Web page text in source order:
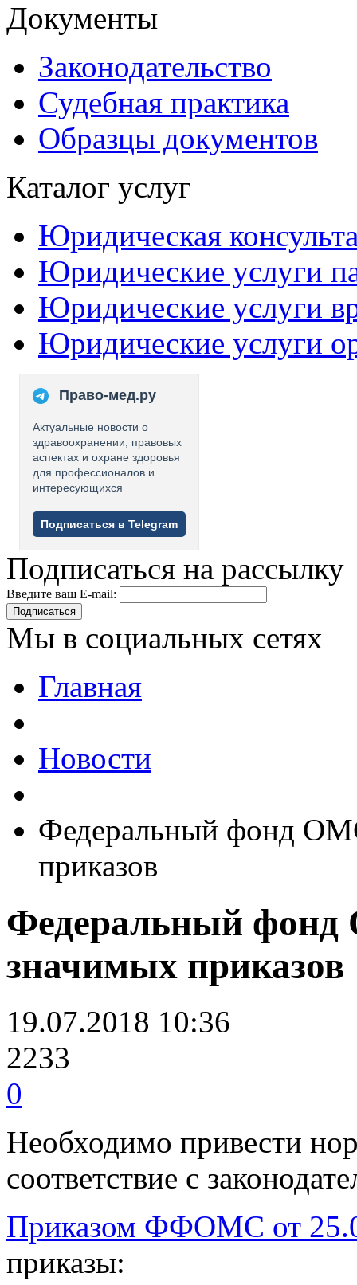
Документы
Законодательство
Судебная практика
Образцы документов
Каталог услуг
Юридическая
Юридические услуги
Юридические услуги
Юридические услуги
Право-мед.ру
Актуальные новости о
здравоохранении, правовых
аспектах и охране здоровья
для профессионалов и
интересующихся
Подписаться в Telegram
Подписаться на рассылку
Введите ваш E-mail:
Подписаться
Мы в социальных сетях
Главная
Новости
Федеральный фонд
приказов
Федеральный
значимых приказов
19.07.2018 10:36
2233
0
Необходимо привести
соответствие с
Приказом ФФОМС от
приказы: